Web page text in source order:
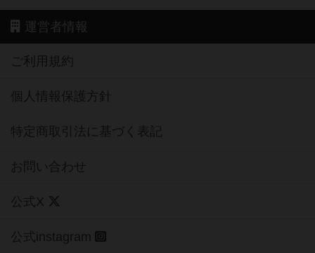
運営者情報
ご利用規約
個人情報保護方針
特定商取引法に基づく表記
お問い合わせ
公式X
公式instagram